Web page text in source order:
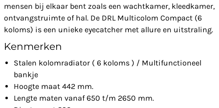
mensen bij elkaar bent zoals een wachtkamer, kleedkamer,
ontvangstruimte of hal. De DRL Multicolom Compact (6
koloms) is een unieke eyecatcher met allure en uitstraling.
Kenmerken
Stalen kolomradiator ( 6 koloms ) / Multifunctioneel
bankje
Hoogte maat 442 mm.
Lengte maten vanaf 650 t/m 2650 mm.